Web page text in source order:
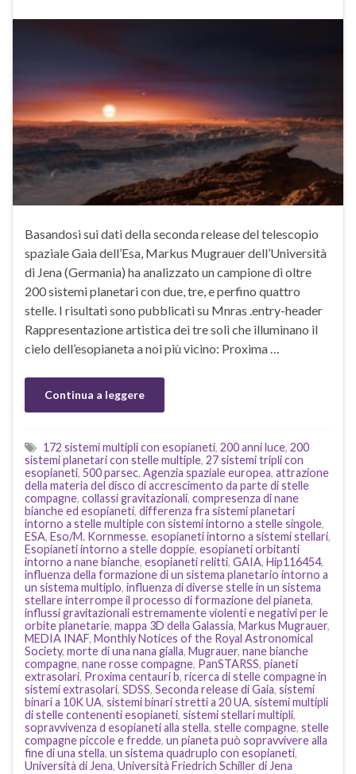
Basandosi sui dati della seconda release del telescopio
spaziale Gaia dell’Esa, Markus Mugrauer dell’Università
di Jena (Germania) ha analizzato un campione di oltre
200 sistemi planetari con due, tre, e perfino quattro
stelle. I risultati sono pubblicati su Mnras .entry-header
Rappresentazione artistica dei tre soli che illuminano il
cielo dell’esopianeta a noi più vicino: Proxima …
Continua a leggere
172 sistemi multipli con esopianeti, 200 anni luce, 200
sistemi planetari con stelle multiple, 27 sistemi tripli con
esopianeti, 500 parsec, Agenzia spaziale europea, attrazione
della materia del disco di accrescimento da parte di stelle
compagne, collassi gravitazionali, compresenza di nane
bianche ed esopianeti, differenza fra sistemi planetari
intorno a stelle multiple con sistemi intorno a stelle singole,
ESA, Eso/M. Kornmesse, esopianeti intorno a sistemi stellari,
Esopianeti intorno a stelle doppie, esopianeti orbitanti
intorno a nane bianche, esopianeti relitti, GAIA, Hip116454,
influenza della formazione di un sistema planetario intorno a
un sistema multiplo, influenza di diverse stelle in un sistema
stellare interrompe il processo di formazione del pianeta,
influssi gravitazionali estremamente violenti e negativi per le
orbite planetarie, mappa 3D della Galassia, Markus Mugrauer,
MEDIA INAF, Monthly Notices of the Royal Astronomical
Society, morte di una nana gialla, Mugrauer, nane bianche
compagne, nane rosse compagne, PanSTARSS, pianeti
extrasolari, Proxima centauri b, ricerca di stelle compagne in
sistemi extrasolari, SDSS, Seconda release di Gaia, sistemi
binari a 10K UA, sistemi binari stretti a 20 UA, sistemi multipli
di stelle contenenti esopianeti, sistemi stellari multipli,
sopravvivenza d esopianeti alla stella, stelle compagne, stelle
compagne piccole e fredde, un pianeta può sopravvivere alla
fine di una stella, un sistema quadruplo con esopianeti,
Università di Jena, Università Friedrich Schiller di Jena